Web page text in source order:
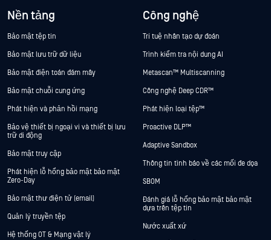
Nền tảng
Bảo mật tệp tin
Bảo mật lưu trữ dữ liệu
Bảo mật điện toán đám mây
Bảo mật chuỗi cung ứng
Phát hiện và phản hồi mạng
Bảo vệ thiết bị ngoại vi và thiết bị lưu
trữ di động
Bảo mật truy cập
Phát hiện lỗ hổng bảo mật bảo mật
Zero-Day
Bảo mật thư điện tử (email)
Quản lý truyền tệp
Hệ thống OT & Mạng vật lý
Công nghệ
Trí tuệ nhân tạo dự đoán
Trình kiểm tra nội dung AI
Metascan™ Multiscanning
Công nghệ Deep CDR™
Phát hiện loại tệp™
Proactive DLP™
Adaptive Sandbox
Thông tin tình báo về các mối đe dọa
SBOM
Đánh giá lỗ hổng bảo mật bảo mật
dựa trên tệp tin
Nước xuất xứ